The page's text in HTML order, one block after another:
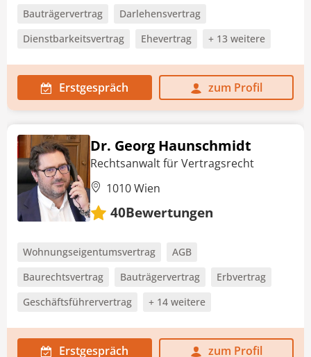
Bauträgervertrag
Darlehensvertrag
Dienstbarkeitsvertrag
Ehevertrag + 13 weitere
Erstgespräch zum Profil
Dr. Georg Haunschmidt
Rechtsanwalt für Vertragsrecht
1010 Wien
40Bewertungen
Wohnungseigentumsvertrag
AGB
Baurechtsvertrag
Bauträgervertrag
Erbvertrag
Geschäftsführervertrag
+ 14 weitere
Erstgespräch zum Profil